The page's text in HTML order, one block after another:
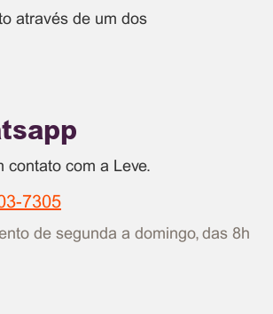
através de um dos
contato com a Leve.
7305
de segunda a domingo, das 8h